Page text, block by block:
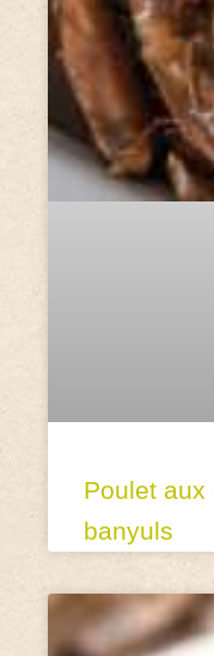
Poulet aux
banyuls